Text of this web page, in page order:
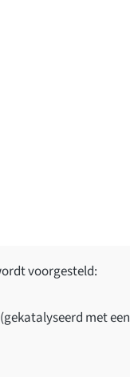
voorgesteld:
met een